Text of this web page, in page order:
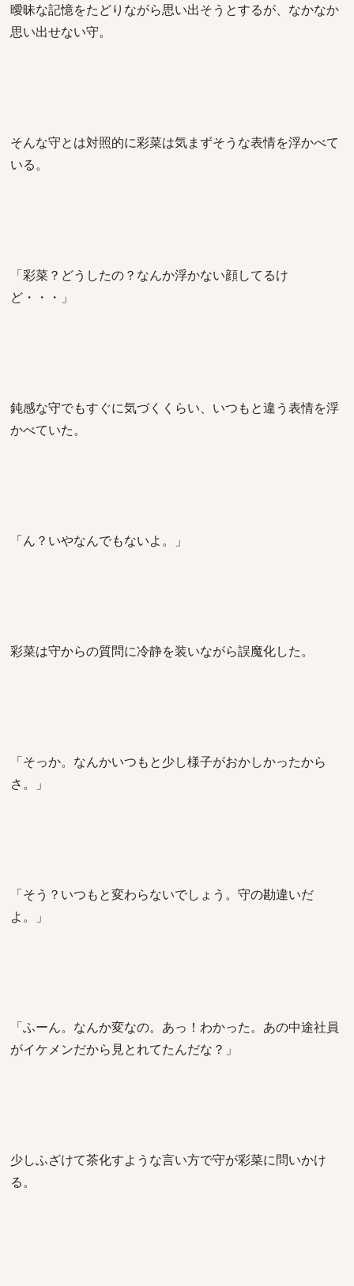
曖昧な記憶をたどりながら思い出そうとするが、なかなか
思い出せない守。
そんな守とは対照的に彩菜は気まずそうな表情を浮かべて
いる。
「彩菜？どうしたの？なんか浮かない顔してるけ
ど・・・」
鈍感な守でもすぐに気づくくらい、いつもと違う表情を浮
かべていた。
「ん？いやなんでもないよ。」
彩菜は守からの質問に冷静を装いながら誤魔化した。
「そっか。なんかいつもと少し様子がおかしかったから
さ。」
「そう？いつもと変わらないでしょう。守の勘違いだ
よ。」
「ふーん。なんか変なの。あっ！わかった。あの中途社員
がイケメンだから見とれてたんだな？」
少しふざけて茶化すような言い方で守が彩菜に問いかけ
る。